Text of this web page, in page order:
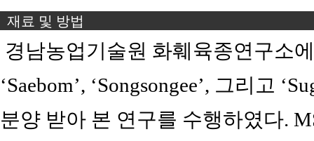
재료 및 방법
경남농업기술원 화훼육종연구소
‘Saebom’, ‘Songsongee’, 그리고
분양 받아 본 연구를 수행하였다.